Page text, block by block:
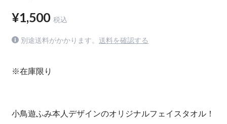
¥1,500 税込
別途送料がかかります。 送料を確認する
※在庫限り
小鳥遊ふみ本人デザインのオリジナルフェイスタオル！